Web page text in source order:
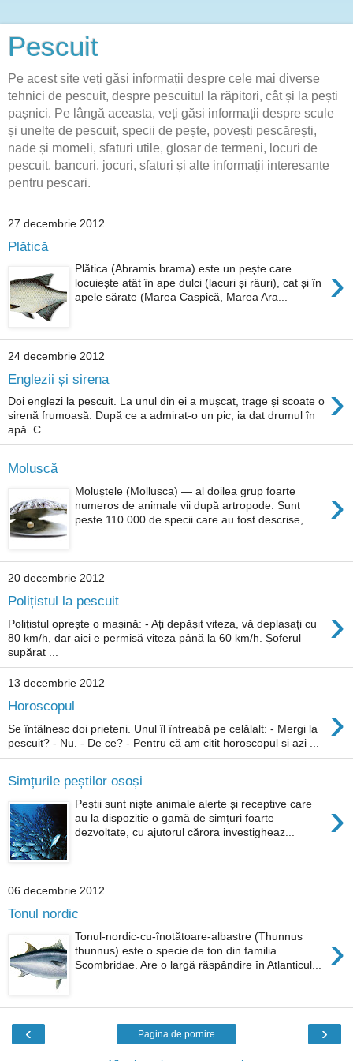
Pescuit
Pe acest site veți găsi informații despre cele mai diverse
tehnici de pescuit, despre pescuitul la răpitori, cât și la pești
pașnici. Pe lângă aceasta, veți găsi informații despre scule
și unelte de pescuit, specii de pește, povești pescărești,
nade și momeli, sfaturi utile, glosar de termeni, locuri de
pescuit, bancuri, jocuri, sfaturi și alte informații interesante
pentru pescari.
27 decembrie 2012
Plătică
›
Plătica (Abramis brama) este un pește care
locuiește atât în ape dulci (lacuri și râuri), cat și în
apele sărate (Marea Caspică, Marea Ara...
24 decembrie 2012
Englezii și sirena ›
Doi englezi la pescuit. La unul din ei a mușcat, trage și scoate o
sirenă frumoasă. După ce a admirat-o un pic, ia dat drumul în
apă. C...
Moluscă
›
Moluștele (Mollusca) — al doilea grup foarte
numeros de animale vii după artropode. Sunt
peste 110 000 de specii care au fost descrise, ...
20 decembrie 2012
Polițistul la pescuit ›
Polițistul oprește o mașină: - Ați depășit viteza, vă deplasați cu
80 km/h, dar aici e permisă viteza până la 60 km/h. Șoferul
supărat ...
13 decembrie 2012
Horoscopul ›
Se întâlnesc doi prieteni. Unul îl întreabă pe celălalt: - Mergi la
pescuit? - Nu. - De ce? - Pentru că am citit horoscopul și azi ...
Simțurile peștilor osoși
›
Peștii sunt niște animale alerte și receptive care
au la dispoziție o gamă de simțuri foarte
dezvoltate, cu ajutorul cărora investigheaz...
06 decembrie 2012
Tonul nordic
›
Tonul-nordic-cu-înotătoare-albastre (Thunnus
thunnus) este o specie de ton din familia
Scombridae. Are o largă răspândire în Atlanticul...
‹ ›
Pagina de pornire